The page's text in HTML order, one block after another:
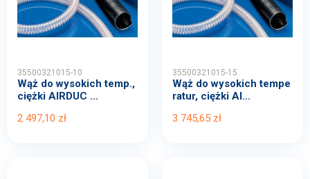
35500321015-10
Wąż do wysokich temp.,
ciężki AIRDUC ...
2 497,10 zł
35500321015-15
Wąż do wysokich tempe
ratur, ciężki AI...
3 745,65 zł